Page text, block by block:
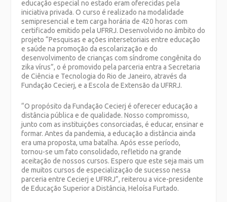
educação especial no estado eram oferecidas pela
iniciativa privada. O curso é realizado na modalidade
semipresencial e tem carga horária de 420 horas com
certificado emitido pela UFRRJ. Desenvolvido no âmbito do
projeto “Pesquisas e ações intersetoriais entre educação
e saúde na promoção da escolarização e do
desenvolvimento de crianças com síndrome congênita do
zika vírus”, o é promovido pela parceria entra a Secretaria
de Ciência e Tecnologia do Rio de Janeiro, através da
Fundação Cecierj, e a Escola de Extensão da UFRRJ.
“O propósito da Fundação Cecierj é oferecer educação a
distância pública e de qualidade. Nosso compromisso,
junto com as instituições consorciadas, é educar, ensinar e
formar. Antes da pandemia, a educação a distância ainda
era uma proposta, uma batalha. Após esse período,
tornou-se um fato consolidado, refletido na grande
aceitação de nossos cursos. Espero que este seja mais um
de muitos cursos de especialização de sucesso nessa
parceria entre Cecierj e UFRRJ”, reiterou a vice-presidente
de Educação Superior a Distância, Heloísa Furtado.